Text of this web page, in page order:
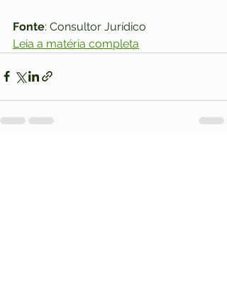
Fonte: Consultor Jurídico
Leia a matéria completa